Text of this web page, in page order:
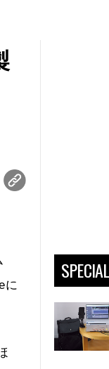
に
SPECIAL